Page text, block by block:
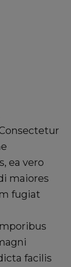
ea vero
maiores
fugiat
facilis